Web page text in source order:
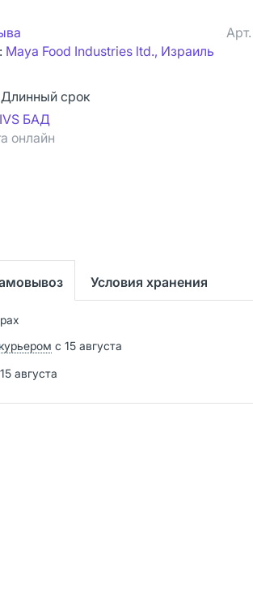
Арт.
Maya Food Industries ltd., Израиль
Длинный срок
БАД
онлайн
Условия хранения
с 15 августа
августа